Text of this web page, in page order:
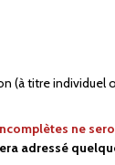
(à titre individuel
ne
adressé